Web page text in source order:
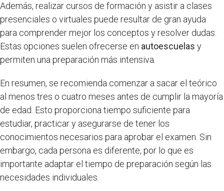
Además, realizar cursos de formación y asistir a clases
presenciales o virtuales puede resultar de gran ayuda
para comprender mejor los conceptos y resolver dudas.
Estas opciones suelen ofrecerse en autoescuelas y
permiten una preparación más intensiva.
En resumen, se recomienda comenzar a sacar el teórico
al menos tres o cuatro meses antes de cumplir la mayoría
de edad. Esto proporciona tiempo suficiente para
estudiar, practicar y asegurarse de tener los
conocimientos necesarios para aprobar el examen. Sin
embargo, cada persona es diferente, por lo que es
importante adaptar el tiempo de preparación según las
necesidades individuales.